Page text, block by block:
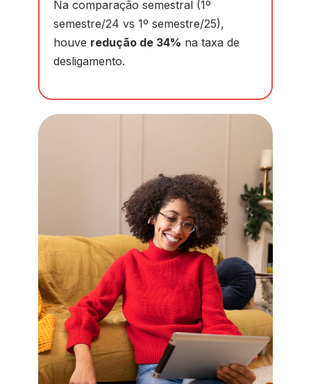
Na comparação semestral (1º
semestre/24 vs 1º semestre/25),
houve redução de 34% na taxa de
desligamento.